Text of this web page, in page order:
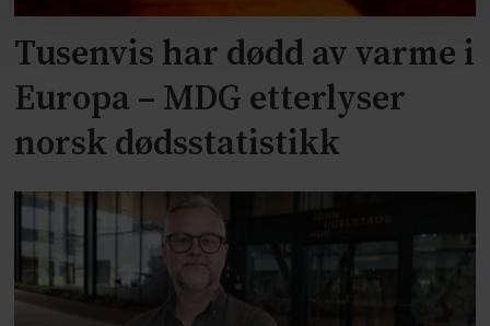
Tusenvis har dødd av varme i
Europa – MDG etterlyser
norsk dødsstatistikk